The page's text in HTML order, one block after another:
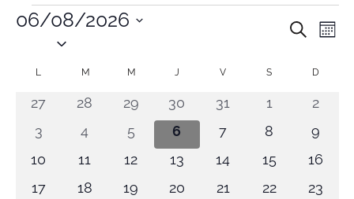
Évènements
vues
de
Mois
06/08/2026
Sélectionnez
date.
Calendrier
de
Évènements
L M M MERCREDI
J V VENDREDI
S D
0
27
0
évènements
28
0
évènements
29
0
évènements
30
0
évènements
31
0
évènements
1
0
2
0
3
0
évènements
4
0
évènements
5
0
évènements
6
0
7
0
évènements
8
0
9
0
évènements
10
0
évènements
11
0
12
0
13
0
14
0
15
0
16
0
17
0
18
0
19
0
20
0
21
0
22
0
23